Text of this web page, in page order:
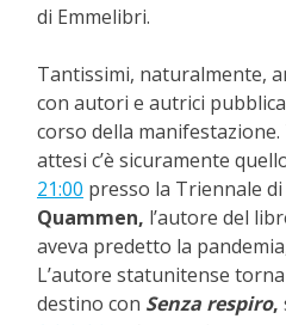
di Emmelibri.
Tantissimi, naturalmente,
con autori e autrici
corso della
attesi c’è sicuramente
21:00 presso la Triennale
Quammen, l’autore del
aveva predetto la
L’autore statunitense
destino con Senza respiro,